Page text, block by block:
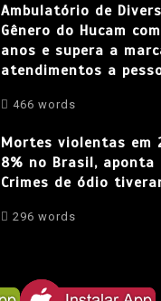
Ambulatório de
Gênero do Hucam
anos e supera a
atendimentos a
466 words
Mortes violentas em
8% no Brasil, aponta
Crimes de ódio
296 words